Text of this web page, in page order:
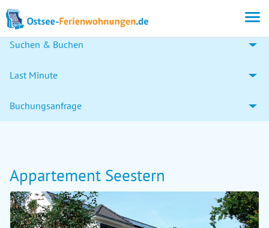
Suchen & Buchen
Last Minute
Buchungsanfrage
Appartement Seestern